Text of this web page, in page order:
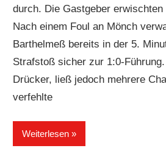
durch. Die Gastgeber erwischten
Nach einem Foul an Mönch
Barthelmeß bereits in der 5.
Strafstoß sicher zur 1:0-
Drücker, ließ jedoch mehrere
verfehlte
Weiterlesen